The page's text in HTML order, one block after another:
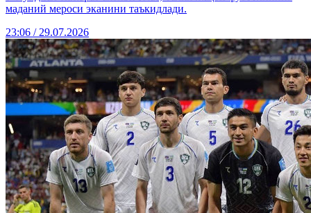
маданий мероси эканини таъкидлади.
23:06 / 29.07.2026